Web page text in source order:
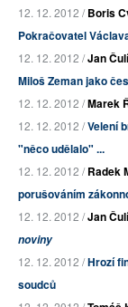
12. 12. 2012 /Boris
Pokračovatel
12. 12. 2012 /Jan
Miloš Zeman jako
12. 12. 2012 /Marek
12. 12. 2012 /Velení
"něco udělalo" ...
12. 12. 2012 /Radek
porušováním
12. 12. 2012 /Jan
noviny
12. 12. 2012 /Hrozí
soudců